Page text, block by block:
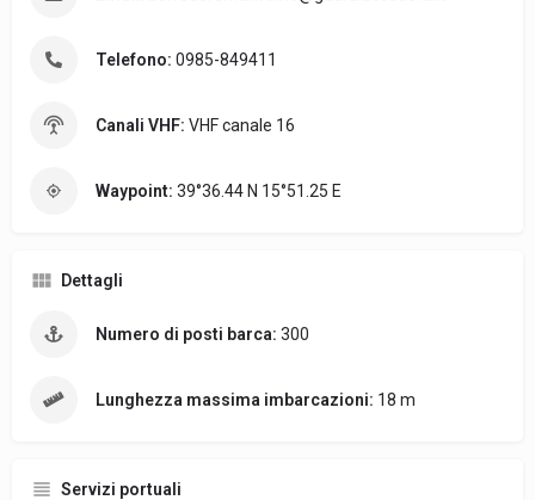
Telefono: 0985-849411
Canali VHF: VHF canale 16
Waypoint: 39°36.44 N 15°51.25 E
Dettagli
Numero di posti barca: 300
Lunghezza massima imbarcazioni: 18 m
Servizi portuali